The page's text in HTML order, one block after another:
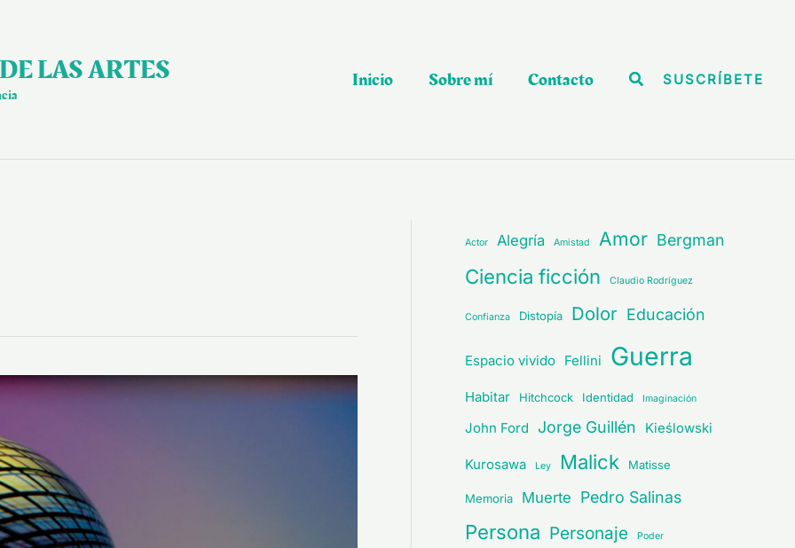
LAS ARTES Inicio Sobre mí Contacto BuscarSUSCRÍBETE
Actor Alegría Amistad Amor Bergman
Ciencia ficción Claudio Rodríguez
Confianza Distopía Dolor Educación
Espacio vivido Fellini Guerra
Habitar Hitchcock Identidad Imaginación
John Ford Jorge Guillén Kieślowski
Kurosawa Ley Malick Matisse
Memoria Muerte Pedro Salinas
Persona Personaje Poder